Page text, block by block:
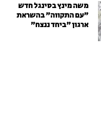
משה מינץ בסינגל חדש
״עם התקווה״ בהשראת
ארגון "ביחד ננצח"